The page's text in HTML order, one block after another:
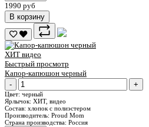
1990 руб
В корзину
ХИТ видео
Быстрый просмотр
Капор-капюшон черный
-
+
Цвет: черный
Ярлычок: ХИТ, видео
Состав: хлопок с полиэстером
Производитель: Proud Mom
Страна производства: Россия